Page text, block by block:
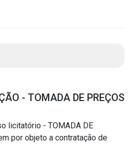
- TOMADA DE PREÇOS
licitatório - TOMADA DE
por objeto a contratação de